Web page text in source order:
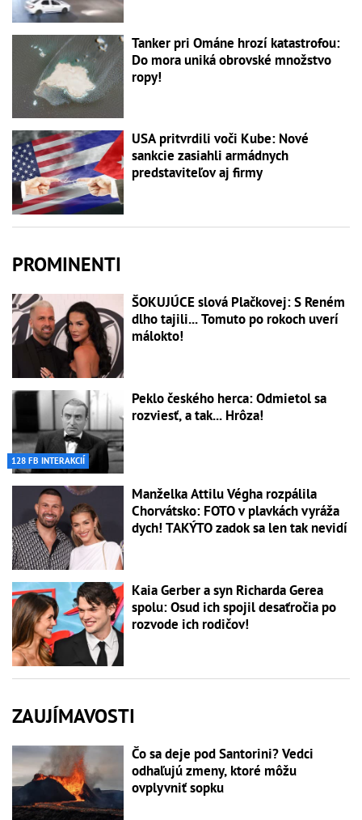
Tanker pri Ománe hrozí katastrofou:
Do mora uniká obrovské množstvo
ropy!
USA pritvrdili voči Kube: Nové
sankcie zasiahli armádnych
predstaviteľov aj firmy
PROMINENTI
ŠOKUJÚCE slová Plačkovej: S Reném
dlho tajili... Tomuto po rokoch uverí
málokto!
128 FB INTERAKCIÍ
Peklo českého herca: Odmietol sa
rozviesť, a tak... Hrôza!
Manželka Attilu Végha rozpálila
Chorvátsko: FOTO v plavkách vyráža
dych! TAKÝTO zadok sa len tak nevidí
Kaia Gerber a syn Richarda Gerea
spolu: Osud ich spojil desaťročia po
rozvode ich rodičov!
ZAUJÍMAVOSTI
Čo sa deje pod Santorini? Vedci
odhaľujú zmeny, ktoré môžu
ovplyvniť sopku